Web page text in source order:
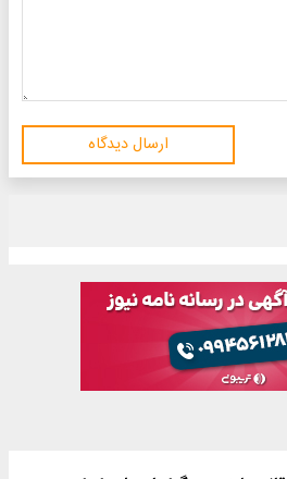
ارسال دیدگاه